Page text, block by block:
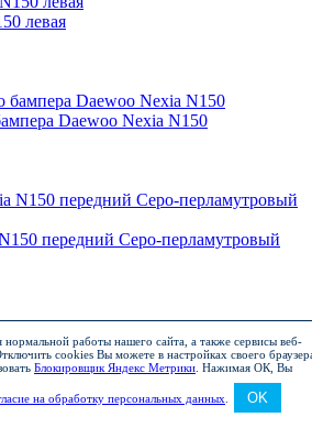
левая
Daewoo Nexia N150
передний Серо-перламутровый
задний Бледно-черный GAR
работы нашего сайта, а также сервисы веб-
cookies Вы можете в настройках своего
Блокировщик Яндекс Метрики Нажимая ОК, Вы
на обработку персональных данных OK